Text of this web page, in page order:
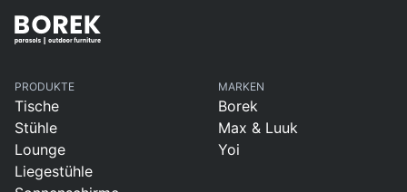
PRODUKTE
Tische
Stühle
Lounge
Liegestühle
MARKEN
Borek
Max & Luuk
Yoi